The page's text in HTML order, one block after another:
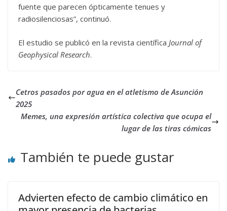
fuente que parecen ópticamente tenues y
radiosilenciosas”, continuó.
El estudio se publicó en la revista científica Journal of
Geophysical Research.
Cetros pasados por agua en el atletismo de Asunción
2025
Memes, una expresión artística colectiva que ocupa el
lugar de las tiras cómicas
También te puede gustar
Advierten efecto de cambio climático en